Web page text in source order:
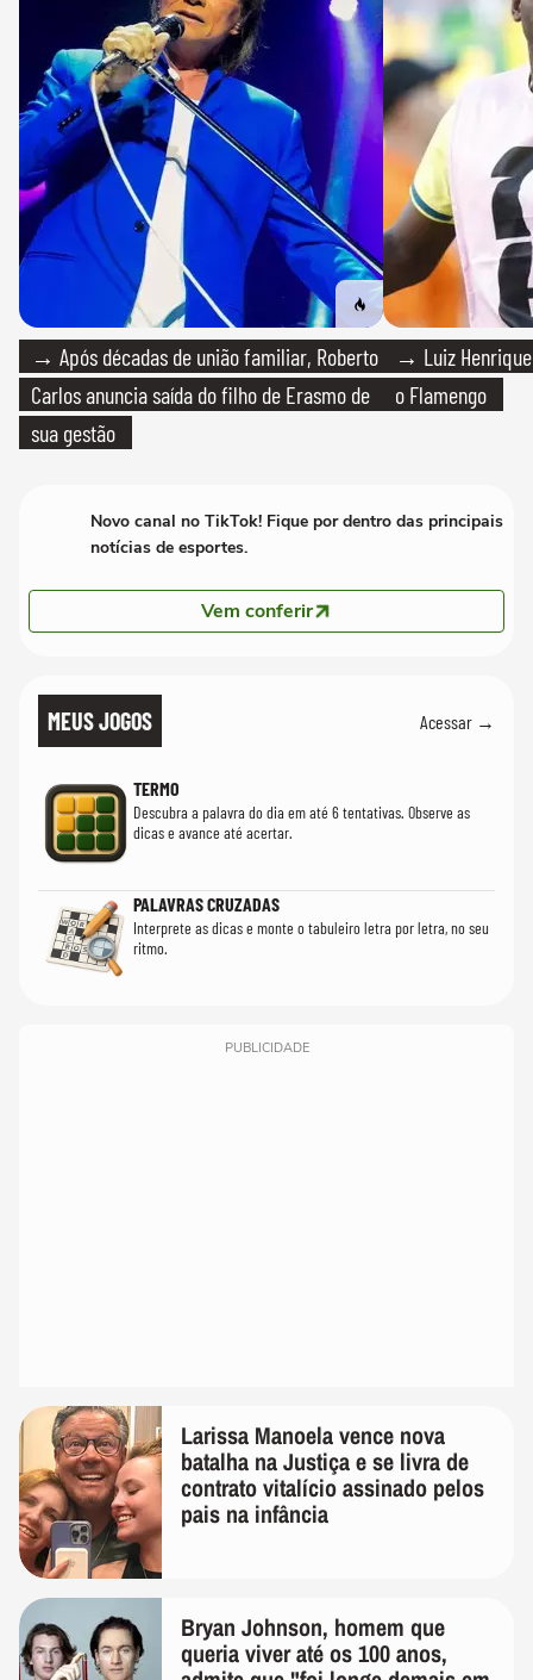
→ Após décadas de união familiar, Roberto
Carlos anuncia saída do filho de Erasmo de
sua gestão
→ Luiz
o Flamengo
Novo canal no TikTok! Fique por dentro das principais
notícias de esportes.
Vem conferir
MEUS JOGOS Acessar →
TERMO
Descubra a palavra do dia em até 6 tentativas. Observe as
dicas e avance até acertar.
PALAVRAS CRUZADAS
Interprete as dicas e monte o tabuleiro letra por letra, no seu
ritmo.
PUBLICIDADE
Larissa Manoela vence nova
batalha na Justiça e se livra de
contrato vitalício assinado pelos
pais na infância
Bryan Johnson, homem que
queria viver até os 100 anos,